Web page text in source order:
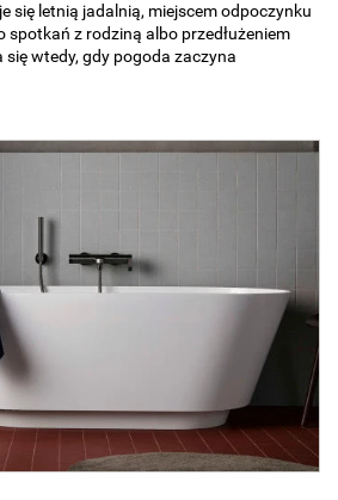
się letnią jadalnią, miejscem odpoczynku
spotkań z rodziną albo przedłużeniem
wtedy, gdy pogoda zaczyna